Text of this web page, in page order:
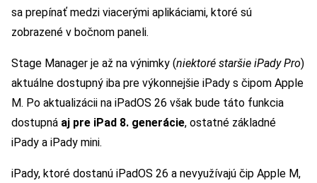
sa prepínať medzi viacerými aplikáciami, ktoré sú
zobrazené v bočnom paneli.
Stage Manager je až na výnimky (niektoré staršie iPady Pro)
aktuálne dostupný iba pre výkonnejšie iPady s čipom Apple
M. Po aktualizácii na iPadOS 26 však bude táto funkcia
dostupná aj pre iPad 8. generácie, ostatné základné
iPady a iPady mini.
iPady, ktoré dostanú iPadOS 26 a nevyužívajú čip Apple M,